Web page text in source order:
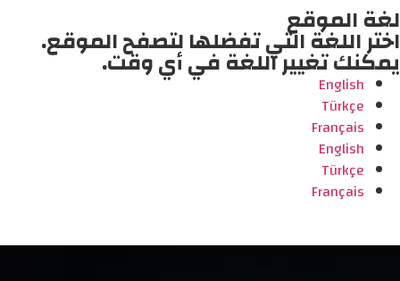
لغة الموقع
اختر اللغة التي تفضلها لتصفح الموقع.
يمكنك تغيير اللغة في أي وقت.
English
Türkçe
Français
English
Türkçe
Français